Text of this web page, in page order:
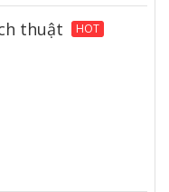
thuật HOT